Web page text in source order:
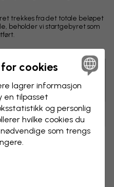
trekkes fra det totale beløpet
beholder vi startgebyret som
å lage en markering og
cookies
lagrer informasjon
en tilpasset
og personlig
hvilke cookies du
som trengs